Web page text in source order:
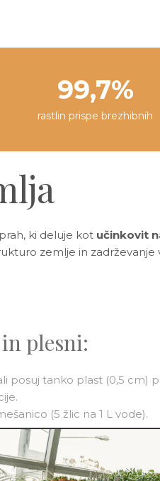
99,7%
rastlin prispe brezhibnih
ki deluje kot učinkovit
zemlje in zadrževanje
plesni:
posuj tanko plast (0,5 cm)
(5 žlic na 1 L vode).
mešanico.